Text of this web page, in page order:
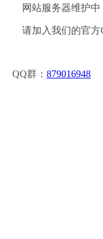
网站服务器维护中
请加入我们的官方
QQ群： 879016948